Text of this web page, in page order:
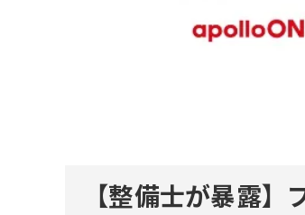
【整備士が暴露